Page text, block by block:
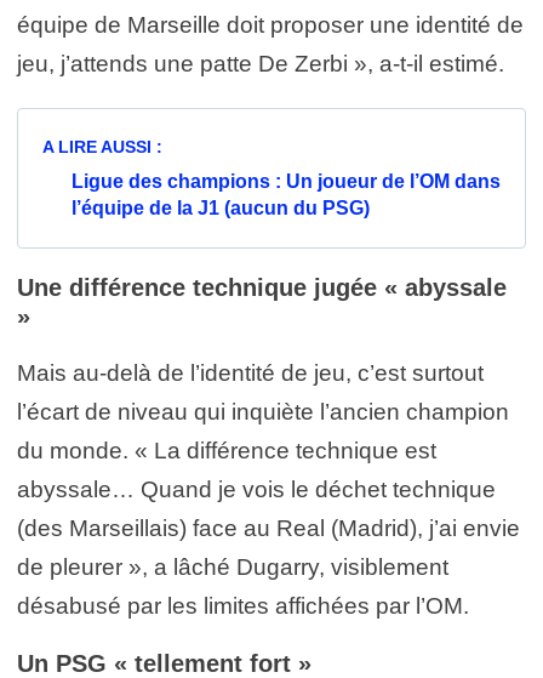
équipe de Marseille doit proposer une identité de
jeu, j’attends une patte De Zerbi », a-t-il estimé.
A LIRE AUSSI :
Ligue des champions : Un joueur de l’OM dans
l’équipe de la J1 (aucun du PSG)
Une différence technique jugée « abyssale
»
Mais au-delà de l’identité de jeu, c’est surtout
l’écart de niveau qui inquiète l’ancien champion
du monde. « La différence technique est
abyssale… Quand je vois le déchet technique
(des Marseillais) face au Real (Madrid), j’ai envie
de pleurer », a lâché Dugarry, visiblement
désabusé par les limites affichées par l’OM.
Un PSG « tellement fort »